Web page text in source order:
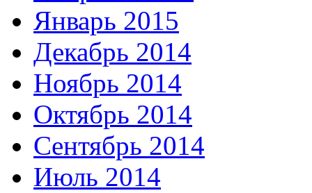
Январь 2015
Декабрь 2014
Ноябрь 2014
Октябрь 2014
Сентябрь 2014
Июль 2014